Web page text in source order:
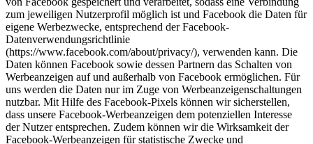
zum jeweiligen Nutzerprofil möglich ist und Facebook die Daten für
eigene Werbezwecke, entsprechend der Facebook-
Datenverwendungsrichtlinie
(https://www.facebook.com/about/privacy/), verwenden kann. Die
Daten können Facebook sowie dessen Partnern das Schalten von
Werbeanzeigen auf und außerhalb von Facebook ermöglichen. Für
uns werden die Daten nur im Zuge von Werbeanzeigenschaltungen
nutzbar. Mit Hilfe des Facebook-Pixels können wir sicherstellen,
dass unsere Facebook-Werbeanzeigen dem potenziellen Interesse
der Nutzer entsprechen. Zudem können wir die Wirksamkeit der
Facebook-Werbeanzeigen für statistische Zwecke und